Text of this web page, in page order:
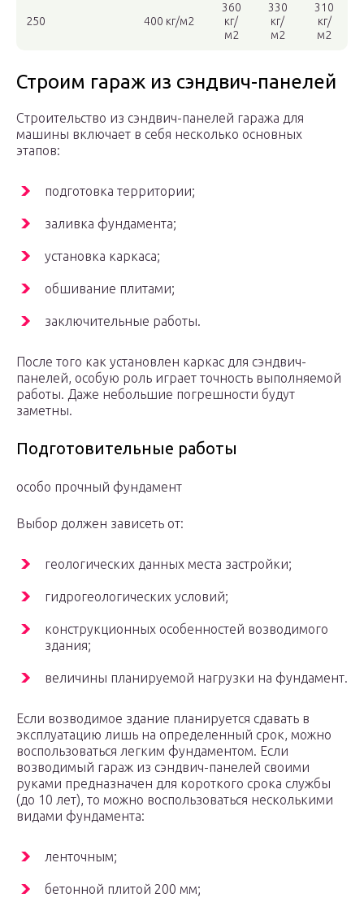
250 400 кг/м2
360
кг/
м2
330
кг/
м2
310
кг/
м2
Строим гараж из сэндвич-панелей
Строительство из сэндвич-панелей гаража для
машины включает в себя несколько основных
этапов:
подготовка территории;
заливка фундамента;
установка каркаса;
обшивание плитами;
заключительные работы.
После того как установлен каркас для сэндвич-
панелей, особую роль играет точность выполняемой
работы. Даже небольшие погрешности будут
заметны.
Подготовительные работы
особо прочный фундамент
Выбор должен зависеть от:
геологических данных места застройки;
гидрогеологических условий;
конструкционных особенностей возводимого
здания;
величины планируемой нагрузки на фундамент.
Если возводимое здание планируется сдавать в
эксплуатацию лишь на определенный срок, можно
воспользоваться легким фундаментом. Если
возводимый гараж из сэндвич-панелей своими
руками предназначен для короткого срока службы
(до 10 лет), то можно воспользоваться несколькими
видами фундамента:
ленточным;
бетонной плитой 200 мм;